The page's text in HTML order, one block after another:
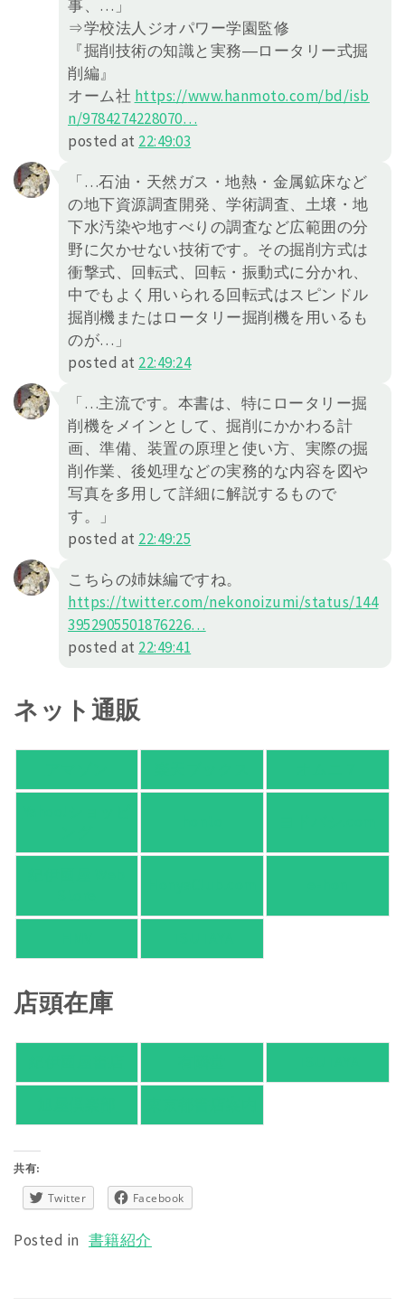
事、…」
⇒学校法人ジオパワー学園監修
『掘削技術の知識と実務―ロータリー式掘
削編』
オーム社 https://www.hanmoto.com/bd/isb
n/9784274228070…
posted at 22:49:03
「…石油・天然ガス・地熱・金属鉱床など
の地下資源調査開発、学術調査、土壌・地
下水汚染や地すべりの調査など広範囲の分
野に欠かせない技術です。その掘削方式は
衝撃式、回転式、回転・振動式に分かれ、
中でもよく用いられる回転式はスピンドル
掘削機またはロータリー掘削機を用いるも
のが…」
posted at 22:49:24
「…主流です。本書は、特にロータリー掘
削機をメインとして、掘削にかかわる計
画、準備、装置の原理と使い方、実際の掘
削作業、後処理などの実務的な内容を図や
写真を多用して詳細に解説するもので
す。」
posted at 22:49:25
こちらの姉妹編ですね。
https://twitter.com/nekonoizumi/status/144
3952905501876226…
posted at 22:49:41
ネット通販
店頭在庫
共有:
Twitter Facebook
Posted in 書籍紹介